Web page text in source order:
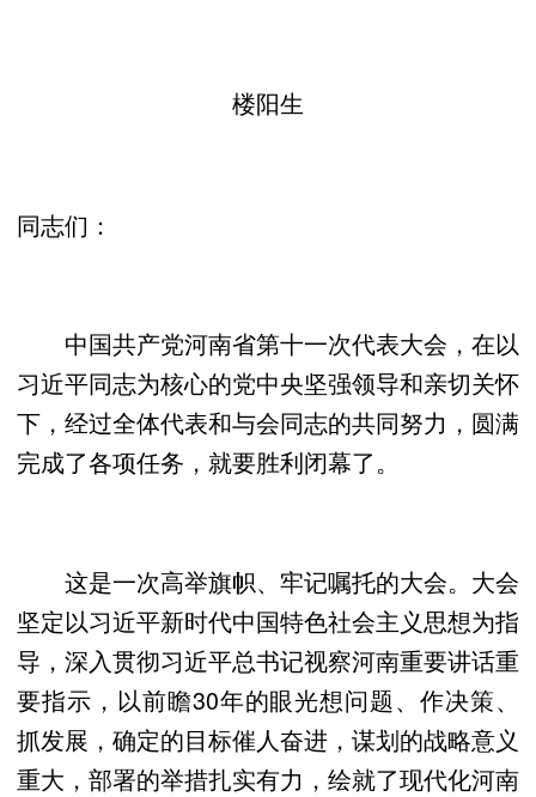
楼阳生
同志们：
中国共产党河南省第十一次代表大会，在以
习近平同志为核心的党中央坚强领导和亲切关怀
下，经过全体代表和与会同志的共同努力，圆满
完成了各项任务，就要胜利闭幕了。
这是一次高举旗帜、牢记嘱托的大会。大会
坚定以习近平新时代中国特色社会主义思想为指
导，深入贯彻习近平总书记视察河南重要讲话重
要指示，以前瞻30年的眼光想问题、作决策、
抓发展，确定的目标催人奋进，谋划的战略意义
重大，部署的举措扎实有力，绘就了现代化河南